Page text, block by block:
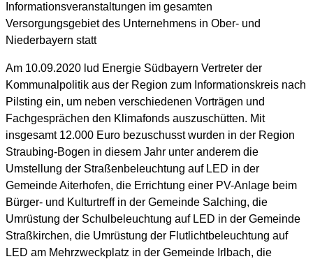
Informationsveranstaltungen im gesamten
Versorgungsgebiet des Unternehmens in Ober- und
Niederbayern statt
Am 10.09.2020 lud Energie Südbayern Vertreter der
Kommunalpolitik aus der Region zum Informationskreis nach
Pilsting ein, um neben verschiedenen Vorträgen und
Fachgesprächen den Klimafonds auszuschütten. Mit
insgesamt 12.000 Euro bezuschusst wurden in der Region
Straubing-Bogen in diesem Jahr unter anderem die
Umstellung der Straßenbeleuchtung auf LED in der
Gemeinde Aiterhofen, die Errichtung einer PV-Anlage beim
Bürger- und Kulturtreff in der Gemeinde Salching, die
Umrüstung der Schulbeleuchtung auf LED in der Gemeinde
Straßkirchen, die Umrüstung der Flutlichtbeleuchtung auf
LED am Mehrzweckplatz in der Gemeinde Irlbach, die